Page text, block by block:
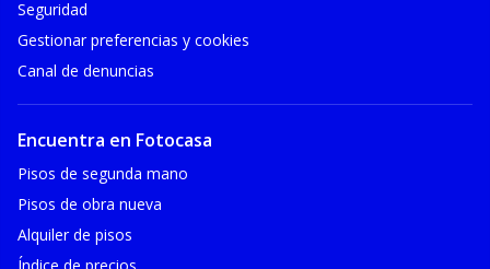
Seguridad
Gestionar preferencias y cookies
Canal de denuncias
Encuentra en Fotocasa
Pisos de segunda mano
Pisos de obra nueva
Alquiler de pisos